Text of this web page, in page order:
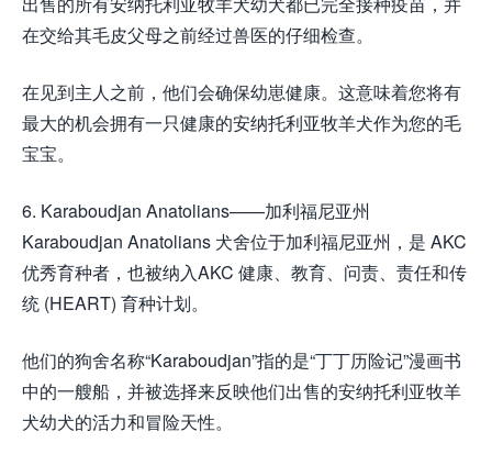
在交给其毛皮父母之前经过兽医的仔细检查。
在见到主人之前，他们会确保幼崽健康。这意味着您将有
最大的机会拥有一只健康的安纳托利亚牧羊犬作为您的毛
宝宝。
6. Karaboudjan Anatolians——加利福尼亚州
Karaboudjan Anatolians 犬舍位于加利福尼亚州，是 AKC
优秀育种者，也被纳入AKC 健康、教育、问责、责任和传
统 (HEART) 育种计划。
他们的狗舍名称“Karaboudjan”指的是“丁丁历险记”漫画书
中的一艘船，并被选择来反映他们出售的安纳托利亚牧羊
犬幼犬的活力和冒险天性。